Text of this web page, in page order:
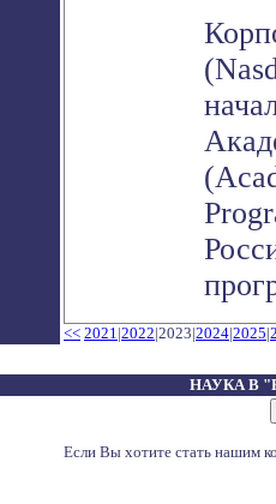
<< 2021|2022|2023|2024|2025|
НАУКА В
Если Вы хотите стать нашим